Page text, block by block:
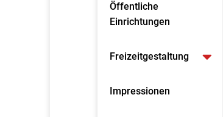
Öffentliche
Einrichtungen
Freizeitgestaltung
Impressionen